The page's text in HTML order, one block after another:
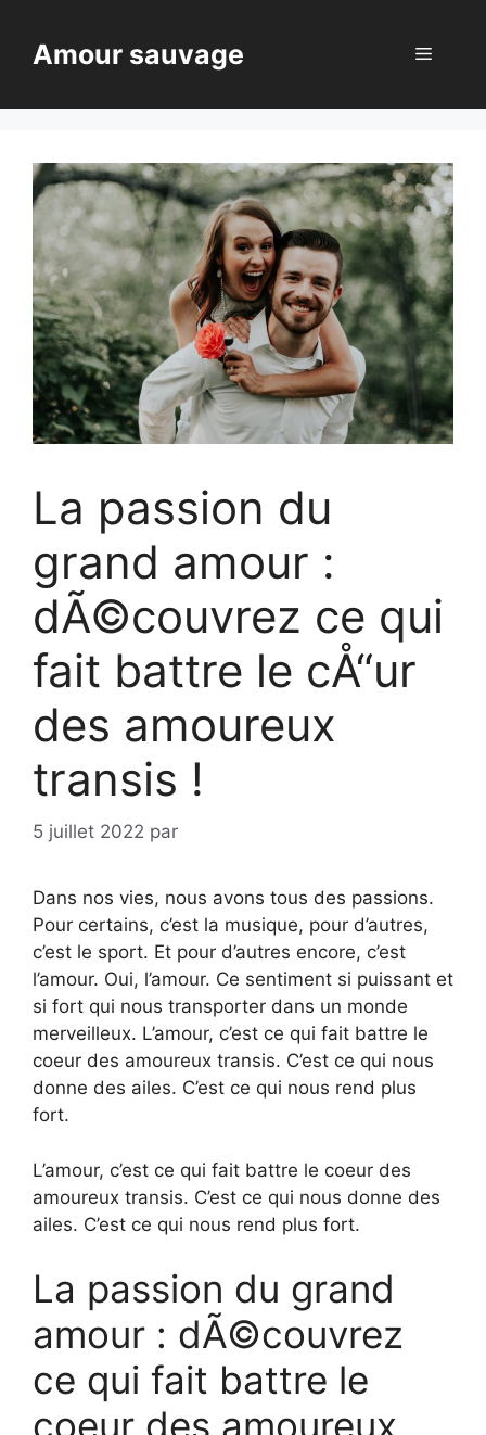
contenuAmour sauvage Menu
La passion du
grand amour :
dÃ©couvrez ce qui
fait battre le cÅ“ur
des amoureux
transis !
5 juillet 2022 par
Dans nos vies, nous avons tous des passions.
Pour certains, c’est la musique, pour d’autres,
c’est le sport. Et pour d’autres encore, c’est
l’amour. Oui, l’amour. Ce sentiment si puissant et
si fort qui nous transporter dans un monde
merveilleux. L’amour, c’est ce qui fait battre le
coeur des amoureux transis. C’est ce qui nous
donne des ailes. C’est ce qui nous rend plus
fort.
L’amour, c’est ce qui fait battre le coeur des
amoureux transis. C’est ce qui nous donne des
ailes. C’est ce qui nous rend plus fort.
La passion du grand
amour : dÃ©couvrez
ce qui fait battre le
coeur des amoureux